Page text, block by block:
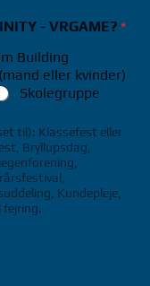
- VRGAME? *
Building
eller kvinder)
Skolegruppe
til): Klassefest eller
Bryllupsdag,
Kundepleje,
fejring.